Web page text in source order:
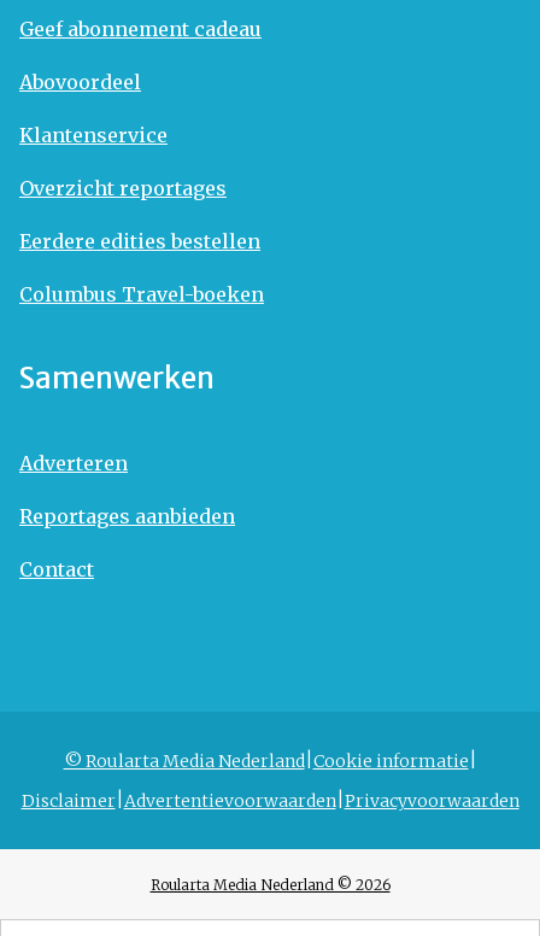
Geef abonnement cadeau
Abovoordeel
Klantenservice
Overzicht reportages
Eerdere edities bestellen
Columbus Travel-boeken
Samenwerken
Adverteren
Reportages aanbieden
Contact
© Roularta Media Nederland Cookie informatie
Disclaimer Advertentievoorwaarden Privacyvoorwaarden
Roularta Media Nederland © 2026